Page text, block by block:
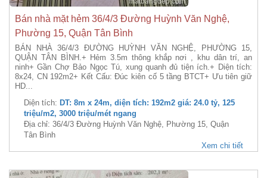
Bán nhà mặt hẻm 36/4/3 Đường Huỳnh Văn Nghệ,
Phường 15, Quận Tân Bình
BÁN NHÀ 36/4/3 ĐƯỜNG HUỲNH VĂN NGHỆ, PHƯỜNG 15,
QUẬN TÂN BÌNH.+ Hẻm 3.5m thông khắp nơi , khu dân trí, an
ninh+ Gần Chợ Bảo Ngọc Tú, xung quanh đủ tiện ích.+ Diện tích:
8x24, CN 192m2+ Kết Cấu: Đúc kiên cố 5 tầng BTCT+ Ưu tiên giữ
HD...
Diện tích: DT: 8m x 24m, diện tích: 192m2 giá: 24.0 tỷ, 125
triệu/m2, 3000 triệu/mét ngang
Địa chỉ: 36/4/3 Đường Huỳnh Văn Nghệ, Phường 15, Quận
Tân Bình
Xem chi tiết